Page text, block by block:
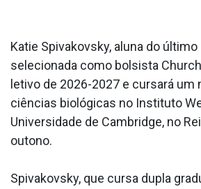
Katie Spivakovsky, aluna do último
selecionada como bolsista
letivo de 2026-2027 e cursará um
ciências biológicas no Instituto
Universidade de Cambridge, no
outono.
Spivakovsky, que cursa dupla